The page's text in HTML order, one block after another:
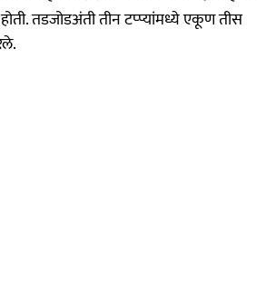
तडजोडअंती तीन टप्प्यांमध्ये एकूण तीस